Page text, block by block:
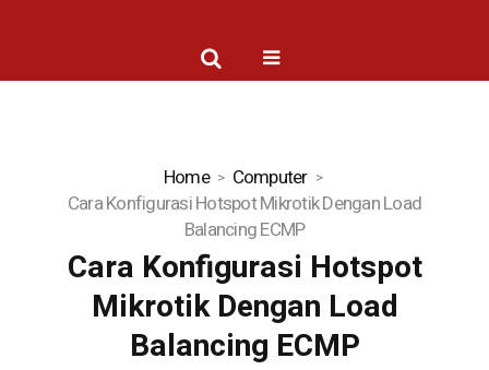
Home
Computer
Cara Konfigurasi Hotspot Mikrotik Dengan Load
Balancing ECMP
Cara Konfigurasi Hotspot
Mikrotik Dengan Load
Balancing ECMP